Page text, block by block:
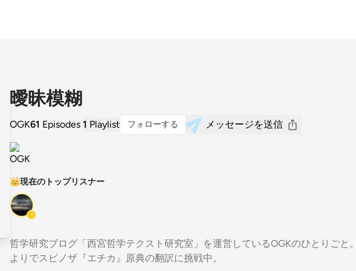
曖昧模糊
OGK61 Episodes 1 Playlist フォローする メッセージを送信
👑現在のトップリスナー
1
哲学研究ブログ「西宮哲学テクスト研究室」を運営しているOGKのひとりごと
よりでスピノザ『エチカ』原典の翻訳に挑戦中。